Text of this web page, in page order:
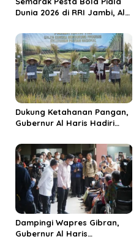
Dunia 2026 di RRI Jambi, Al
Ekonomi Rakyat
Dukung Ketahanan Pangan,
Gubernur Al Haris Hadiri
Kabupaten Tanjungjabung
Timur
Dampingi Wapres Gibran,
Gubernur Al Haris